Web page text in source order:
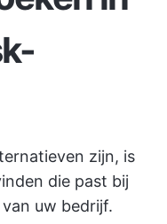
zijn, is
die past bij
uw bedrijf.